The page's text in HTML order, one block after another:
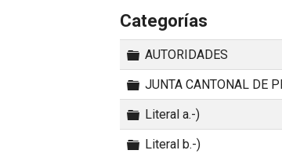
Categorías
Carpeta
AUTORIDADES
Carpeta
JUNTA CANTONAL DE
Carpeta
Literal a.-)
Carpeta
Literal b.-)